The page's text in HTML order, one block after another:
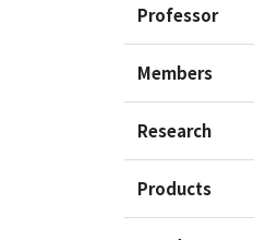
Professor
Members
Research
Products
Boards
New
Seminars